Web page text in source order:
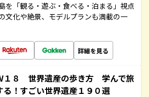
を「観る・遊ぶ・食べる・泊まる」視点
化や絶景、モデルプランも満載の一
詳細を見る
１８ 世界遺産の歩き方 学んで旅
る！すごい世界遺産１９０選